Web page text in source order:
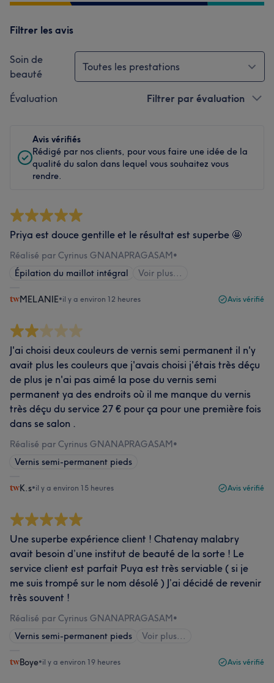
Filtrer les avis
Soin de
beauté
Toutes les prestations
Évaluation Filtrer par évaluation
Avis vérifiés
Rédigé par nos clients, pour vous faire une idée de la
qualité du salon dans lequel vous souhaitez vous
rendre.
Priya est douce gentille et le résultat est superbe 🤩
Réalisé par Cyrinus GNANAPRAGASAM•
Épilation du maillot intégral
Voir plus...
MELANIE•il y a environ 12 heures Avis vérifié
J'ai choisi deux couleurs de vernis semi permanent il n'y
avait plus les couleurs que j'avais choisi j'étais très déçu
de plus je n'ai pas aimé la pose du vernis semi
permanent ya des endroits où il me manque du vernis
très déçu du service 27 € pour ça pour une première fois
dans se salon .
Réalisé par Cyrinus GNANAPRAGASAM•
Vernis semi-permanent pieds
K.s•il y a environ 15 heures Avis vérifié
Une superbe expérience client ! Chatenay malabry
avait besoin d’une institut de beauté de la sorte ! Le
service client est parfait Puya est très serviable ( si je
me suis trompé sur le nom désolé ) J’ai décidé de revenir
très souvent !
Réalisé par Cyrinus GNANAPRAGASAM•
Vernis semi-permanent pieds
Voir plus...
Boye•il y a environ 19 heures Avis vérifié